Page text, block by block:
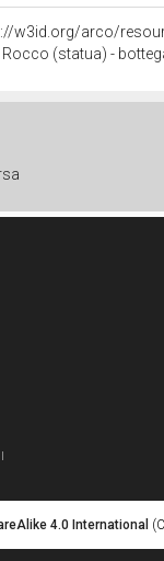
w3id.org/arco/
Rocco (statua) -
4.0 International